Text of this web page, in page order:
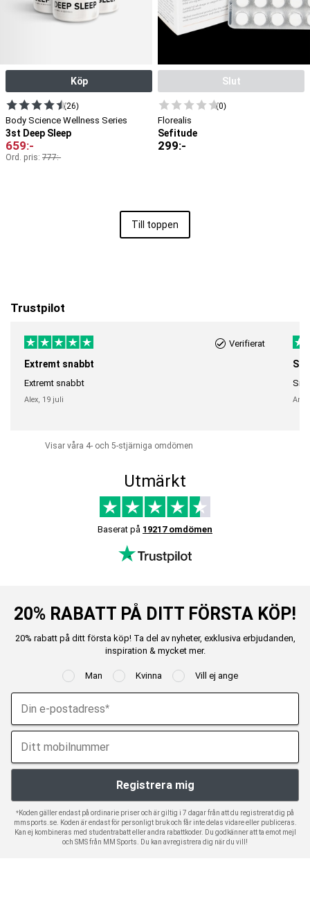
Köp
(26)
Body Science Wellness Series
3st Deep Sleep
659:-
Ord. pris: 777:-
Slut
(0)
Florealis
Sefitude
299:-
Till toppen
Trustpilot
Verifierat
Extremt snabbt
Extremt snabbt
Alex, 19 juli
Visar våra 4- och 5-stjärniga omdömen
Utmärkt
Baserat på 19217 omdömen
20% RABATT PÅ DITT FÖRSTA KÖP!
20% rabatt på ditt första köp! Ta del av nyheter, exklusiva erbjudanden,
inspiration & mycket mer.
Man Kvinna Vill ej ange
*Koden gäller endast på ordinarie priser och är giltig i 7 dagar från att du registrerat dig på
mmsports.se. Koden är endast för personligt bruk och får inte delas vidare eller publiceras.
Kan ej kombineras med studentrabatt eller andra rabattkoder. Du godkänner att ta emot mejl
och SMS från MM Sports. Du kan avregistrera dig när du vill!